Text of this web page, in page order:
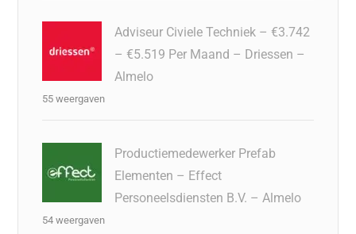
Adviseur Civiele Techniek – €3.742
– €5.519 Per Maand – Driessen –
Almelo
55 weergaven
Productiemedewerker Prefab
Elementen – Effect
Personeelsdiensten B.V. – Almelo
54 weergaven